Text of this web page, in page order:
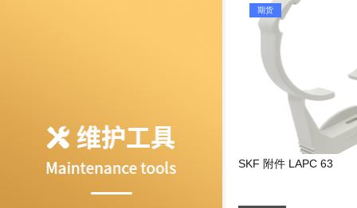
期货
SKF 附件 LAPC 63